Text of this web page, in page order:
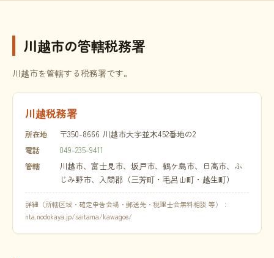
川越市の管轄税務署
川越市を管轄する税務署です。
川越税務署
所在地 〒350-8666 川越市大字並木452番地の2
電話 049-235-9411
管轄
川越市、富士見市、坂戸市、鶴ケ島市、日高市、ふ
じみ野市、入間郡（三芳町・毛呂山町・越生町）
詳細（所轄区域・確定申告会場・郵送先・税理士会無料相談 等）：
nta.nodokaya.jp/saitama/kawagoe/